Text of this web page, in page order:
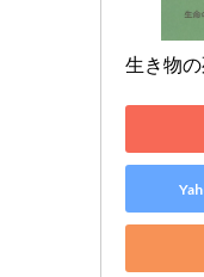
生き物